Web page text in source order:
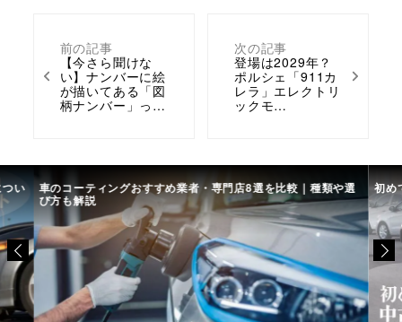
前の記事
【今さら聞けな
い】ナンバーに絵
が描いてある「図
柄ナンバー」っ…
次の記事
登場は2029年？
ポルシェ「911カ
レラ」エレクトリ
ックモ…
い 車のコーティングおすすめ業者・専門店8選を比較｜種類や選
び方も解説
初め